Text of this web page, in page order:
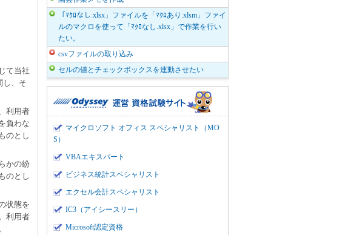
て当社
し、そ
利用者
負わな
のとし
かの紛
のとし
状態を
利用者
「ﾏｸﾛなし.xlsx」ファイルを「ﾏｸﾛあり.xlsm」ファイ
ルのマクロを使って「ﾏｸﾛなし.xlsx」で作業を行い
たい。
csvファイルの取り込み
セルの値とチェックボックスを連動させたい
マイクロソフト オフィス スペシャリスト（MO
S）
VBAエキスパート
ビジネス統計スペシャリスト
エクセル会計スペシャリスト
IC3（アイシースリー）
Microsoft認定資格